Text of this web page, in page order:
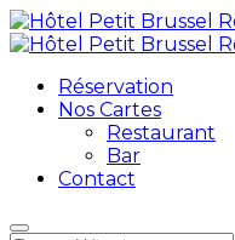
Réservation
Nos Cartes
Restaurant
Bar
Contact